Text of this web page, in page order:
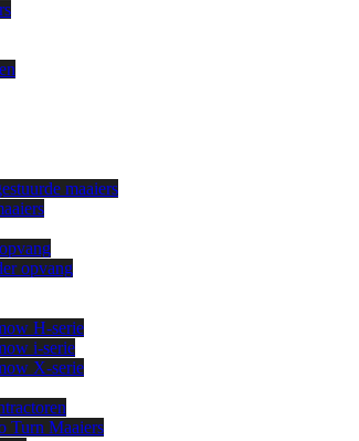
maaiers
opvang
H-serie
i-serie
X-serie
Turn Maaiers